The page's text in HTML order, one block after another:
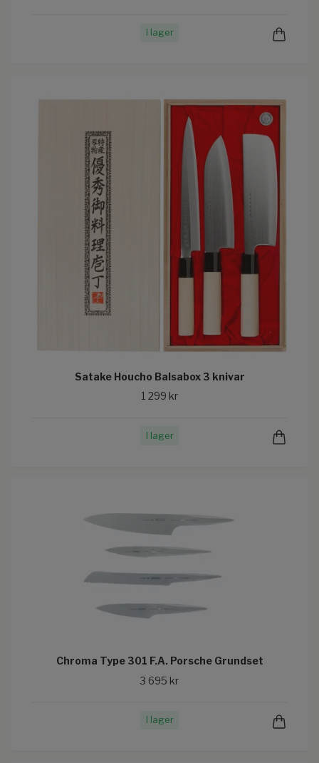
I lager
Satake Houcho Balsabox 3 knivar
1 299 kr
I lager
Chroma Type 301 F.A. Porsche Grundset
3 695 kr
I lager